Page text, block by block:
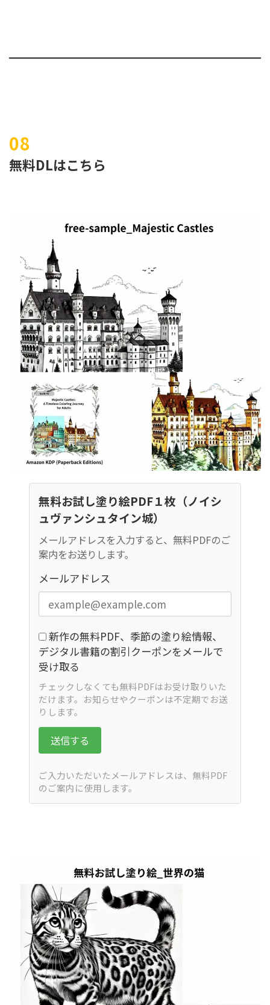
無料DLはこちら
無料お試し塗り絵PDF１枚（ノイシ
ュヴァンシュタイン城）
メールアドレスを入力すると、無料PDFのご
案内をお送りします。
メールアドレス
新作の無料PDF、季節の塗り絵情報、
デジタル書籍の割引クーポンをメールで
受け取る
チェックしなくても無料PDFはお受け取りいた
だけます。お知らせやクーポンは不定期でお送
りします。
送信する
ご入力いただいたメールアドレスは、無料PDF
のご案内に使用します。